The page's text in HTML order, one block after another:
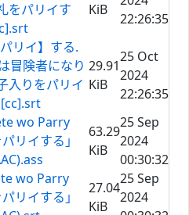
をパリイす
KiB
22:26:35
リイ】する.
冒険者になり
入りをパリイ
29.91
KiB
25 Oct
2024
22:26:35
wo Parry
リイする」
63.29
KiB
25 Sep
2024
00:30:32
wo Parry
リイする」
27.04
KiB
25 Sep
2024